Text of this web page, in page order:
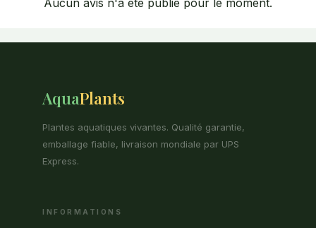
Aucun avis n'a été publié pour le moment.
AquaPlants
Plantes aquatiques vivantes. Qualité garantie,
emballage fiable, livraison mondiale par UPS
Express.
INFORMATIONS